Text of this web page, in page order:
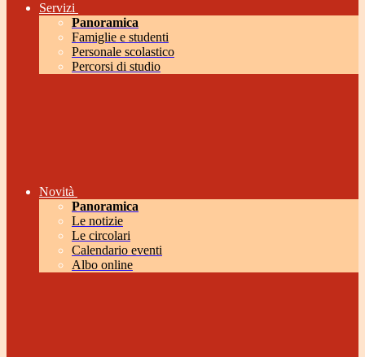
Servizi
Panoramica
Famiglie e studenti
Personale scolastico
Percorsi di studio
Novità
Panoramica
Le notizie
Le circolari
Calendario eventi
Albo online